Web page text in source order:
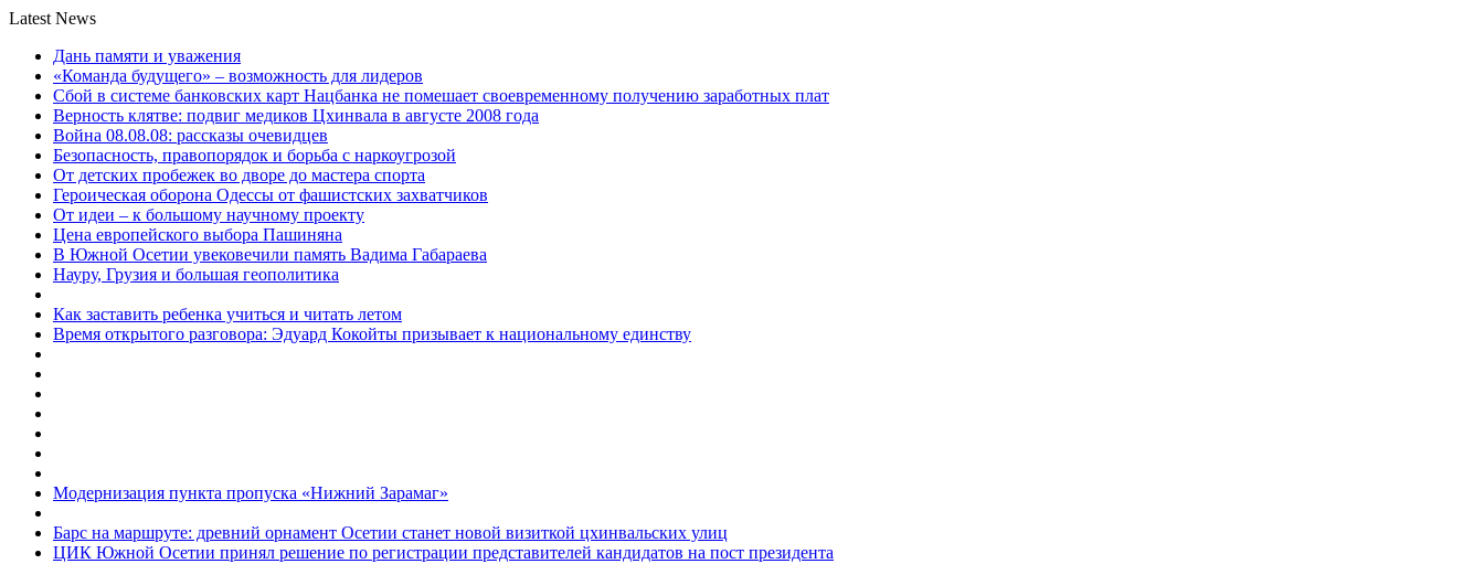
Latest News
Дань памяти и уважения
«Команда будущего» – возможность для лидеров
Сбой в системе банковских карт Нацбанка не помешает своевременному получению заработных плат
Верность клятве: подвиг медиков Цхинвала в августе 2008 года
Война 08.08.08: рассказы очевидцев
Безопасность, правопорядок и борьба с наркоугрозой
От детских пробежек во дворе до мастера спорта
Героическая оборона Одессы от фашистских захватчиков
От идеи – к большому научному проекту
Цена европейского выбора Пашиняна
В Южной Осетии увековечили память Вадима Габараева
Науру, Грузия и большая геополитика
Как заставить ребенка учиться и читать летом
Время открытого разговора: Эдуард Кокойты призывает к национальному единству
Модернизация пункта пропуска «Нижний Зарамаг»
Барс на маршруте: древний орнамент Осетии станет новой визиткой цхинвальских улиц
ЦИК Южной Осетии принял решение по регистрации представителей кандидатов на пост президента